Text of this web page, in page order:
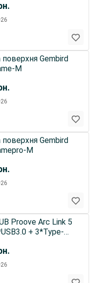
поверхня Gembird
M
поверхня Gembird
M
Proove Arc Link 5
+ 3*Type-